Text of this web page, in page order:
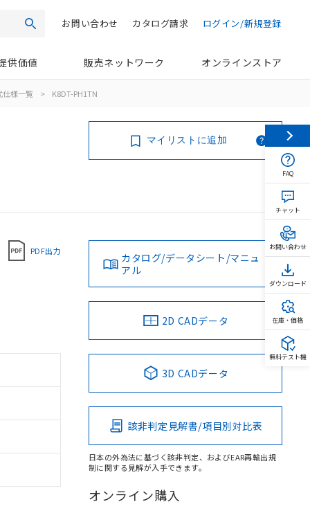
検索 ログイン/新規登録
カタログ請求
お問い合わせ
供価値 販売ネットワーク オンラインストア
仕様一覧 > K8DT-PH1TN
マイリストに追加
PDF出力
カタログ/データシート/マニュ
アル
2D CADデータ
3D CADデータ
該非判定見解書/項目別対比表
日本の外為法に基づく該非判定、およびEAR再輸出規
制に関する見解が入手できます。
オンライン購入
FAQ
チャット
お問い合わせ
ダウンロード
在庫・価格
無料テスト機